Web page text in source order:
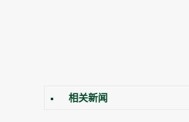
相关新闻